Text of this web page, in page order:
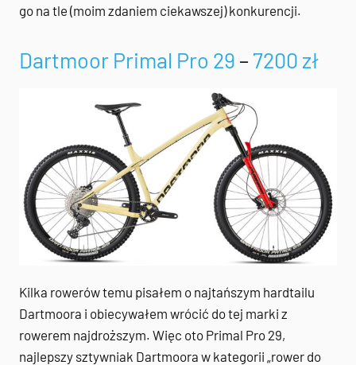
go na tle (moim zdaniem ciekawszej) konkurencji.
Dartmoor Primal Pro 29 – 7200 zł
Kilka rowerów temu pisałem o najtańszym hardtailu
Dartmoora i obiecywałem wrócić do tej marki z
rowerem najdroższym. Więc oto Primal Pro 29,
najlepszy sztywniak Dartmoora w kategorii „rower do